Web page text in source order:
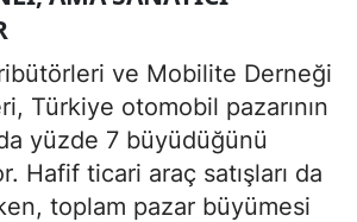
ve Mobilite Derneği
Türkiye otomobil pazarının
yüzde 7 büyüdüğünü
Hafif ticari araç satışları da
toplam pazar büyümesi